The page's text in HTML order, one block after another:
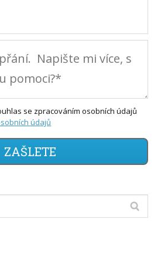
se zpracováním osobních údajů
údajů
ZAŠLETE